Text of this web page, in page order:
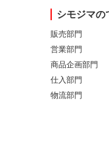
シモジマの
販売部門
営業部門
商品企画部門
仕入部門
物流部門